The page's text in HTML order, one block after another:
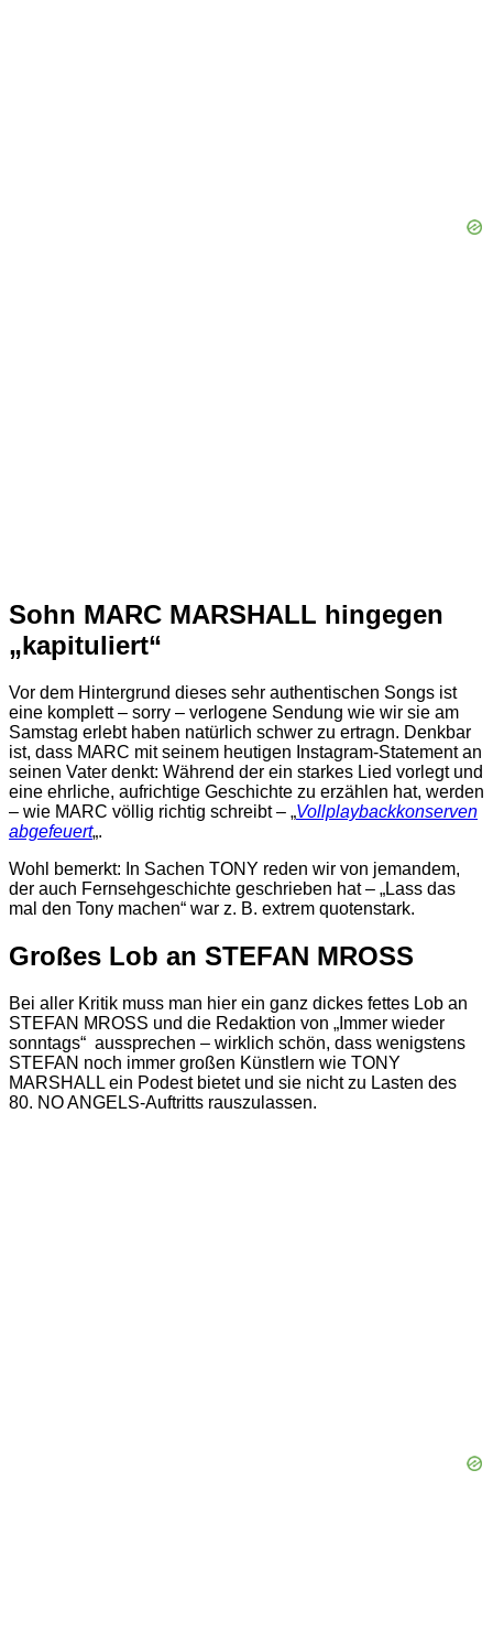
Sohn MARC MARSHALL hingegen
„kapituliert“
Vor dem Hintergrund dieses sehr authentischen Songs ist
eine komplett – sorry – verlogene Sendung wie wir sie am
Samstag erlebt haben natürlich schwer zu ertragn. Denkbar
ist, dass MARC mit seinem heutigen Instagram-Statement an
seinen Vater denkt: Während der ein starkes Lied vorlegt und
eine ehrliche, aufrichtige Geschichte zu erzählen hat, werden
– wie MARC völlig richtig schreibt – „Vollplaybackkonserven
abgefeuert„.
Wohl bemerkt: In Sachen TONY reden wir von jemandem,
der auch Fernsehgeschichte geschrieben hat – „Lass das
mal den Tony machen“ war z. B. extrem quotenstark.
Großes Lob an STEFAN MROSS
Bei aller Kritik muss man hier ein ganz dickes fettes Lob an
STEFAN MROSS und die Redaktion von „Immer wieder
sonntags“ aussprechen – wirklich schön, dass wenigstens
STEFAN noch immer großen Künstlern wie TONY
MARSHALL ein Podest bietet und sie nicht zu Lasten des
80. NO ANGELS-Auftritts rauszulassen.